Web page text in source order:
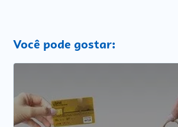
Você pode gostar: